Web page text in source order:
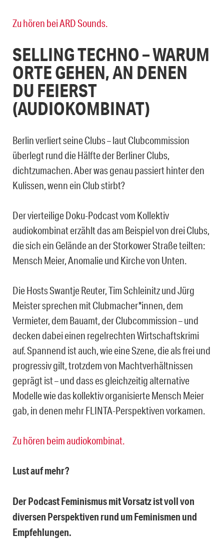
Zu hören bei ARD Sounds.
SELLING TECHNO – WARUM
ORTE GEHEN, AN DENEN
DU FEIERST
(AUDIOKOMBINAT)
Berlin verliert seine Clubs – laut Clubcommission
überlegt rund die Hälfte der Berliner Clubs,
dichtzumachen. Aber was genau passiert hinter den
Kulissen, wenn ein Club stirbt?
Der vierteilige Doku-Podcast vom Kollektiv
audiokombinat erzählt das am Beispiel von drei Clubs,
die sich ein Gelände an der Storkower Straße teilten:
Mensch Meier, Anomalie und Kirche von Unten.
Die Hosts Swantje Reuter, Tim Schleinitz und Jürg
Meister sprechen mit Clubmacher*innen, dem
Vermieter, dem Bauamt, der Clubcommission – und
decken dabei einen regelrechten Wirtschaftskrimi
auf. Spannend ist auch, wie eine Szene, die als frei und
progressiv gilt, trotzdem von Machtverhältnissen
geprägt ist – und dass es gleichzeitig alternative
Modelle wie das kollektiv organisierte Mensch Meier
gab, in denen mehr FLINTA-Perspektiven vorkamen.
Zu hören beim audiokombinat.
Lust auf mehr?
Der Podcast Feminismus mit Vorsatz ist voll von
diversen Perspektiven rund um Feminismen und
Empfehlungen.